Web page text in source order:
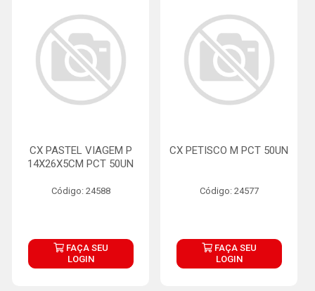
CX PASTEL VIAGEM P
14X26X5CM PCT 50UN
Código: 24588
FAÇA SEU
LOGIN
CX PETISCO M PCT 50UN
Código: 24577
FAÇA SEU
LOGIN